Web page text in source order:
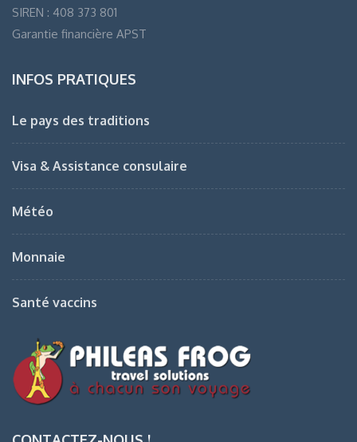
SIREN : 408 373 801
Garantie financière APST
INFOS PRATIQUES
Le pays des traditions
Visa & Assistance consulaire
Météo
Monnaie
Santé vaccins